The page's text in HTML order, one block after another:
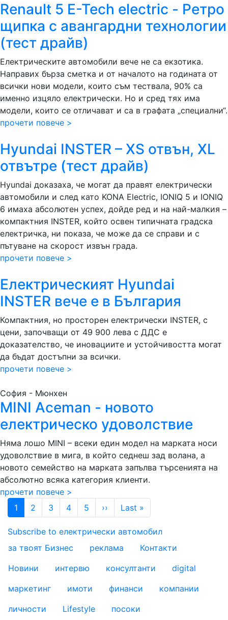
Renault 5 E-Tech electric - Ретро
щипка с авангардни технологии
(тест драйв)
Електрическите автомобили вече не са екзотика.
Направих бърза сметка и от началото на годината от
всички нови модели, които съм тествала, 90% са
именно изцяло електрически. Но и сред тях има
модели, които се отличават и са в графата „специални“.
прочети повече >
Hyundai INSTER – XS отвън, ХL
отвътре (тест драйв)
Hyundai доказаха, че могат да правят електрически
автомобили и след като KONA Electric, IONIQ 5 и IONIQ
6 имаха абсолютен успех, дойде ред и на най-малкия –
компактния INSTER, който освен типичната градска
електричка, ни показа, че може да се справи и с
пътуване на скорост извън града.
прочети повече >
Електрическият Hyundai
INSTER вече е в България
Компактния, но просторен електрически INSTER, с
цени, започващи от 49 900 лева с ДДС е
доказателство, че иновациите и устойчивостта могат
да бъдат достъпни за всички.
прочети повече >
София - Мюнхен
MINI Aceman - новото
електрическо удоволствие
Няма лошо MINI – всеки един модел на марката носи
удоволствие в мига, в който седнеш зад волана, а
новото семейство на марката запълва търсенията на
абсолютно всяка категория клиенти.
прочети повече >
Pagination
1 2 3 4 5 ›› Next page
Last »
Subscribe to електрически автомобил
за твоят Бизнес
реклама Контакти
footer_statii
Новини интервю консултанти
digital
маркетинг
имоти финанси
компании
личности
Lifestyle посоки